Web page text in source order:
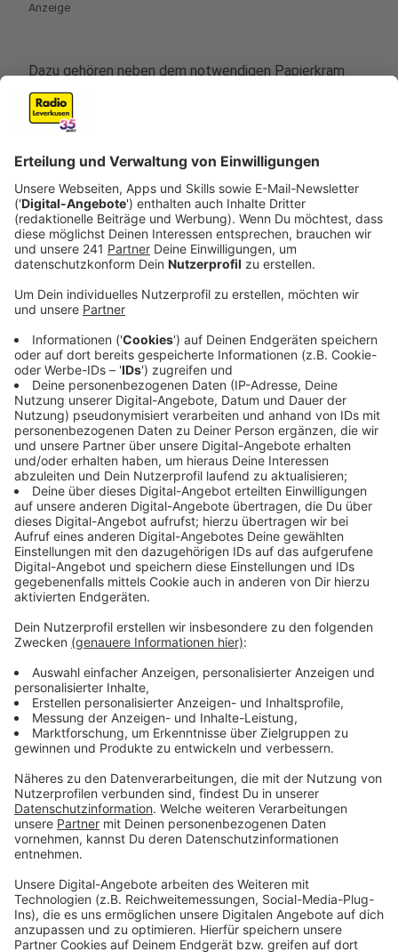
Anzeige
Dazu gehören neben dem notwendigen Papierkram
(Geld, Personalausweis, Krankenversicherungskarte)
auch Ohropax, ein tragbarer Akku für das Smartphone
und Sonnencreme – falls es nicht gerade durchgehend
regnen sollte.
Anzeige
Bauchtasche für unterwegs
Wer mit nur einem Gepäckstück anreist, sollte für den
stundenlangen Aufenthalt auf dem Festivalgelände
eine Bauchtasche mitnehmen. Es ist einfach sicherer,
seine Wertsachen dort zu verstauen, als sie lose in den
Hosentaschen zu haben.
Anzeige
Die passende Verpflegung
Anzeige
Wer sich dafür entscheidet, sich weitgehend selbst zu
verpflegen, dem legen wir folgendes ans Herz:
Knabberzeugs. Für das Frühstück schlagen wir vor, auf
Butter, Marmelade, Nutella und Aufstriche zu setzen.
Anzeige
Hygiene nicht vernachlässigen
Anzeige
In puncto Hygiene gehören neben dem klassischen
Kulturbeutel ausreichend Trinkwasser, Klopapier und
grundsätzlich benötigte Mittel